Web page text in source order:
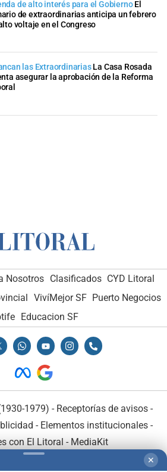
de alto interés para el Gobierno El
de extraordinarias anticipa un febrero
voltaje en el Congreso
las Extraordinarias La Casa Rosada
asegurar la aprobación de la Reforma
Nosotros Clasificados CYD Litoral
VivíMejor SF Puerto Negocios
Educacion SF
1979) - Receptorías de avisos -
- Elementos institucionales-
con El Litoral - MediaKit
✕